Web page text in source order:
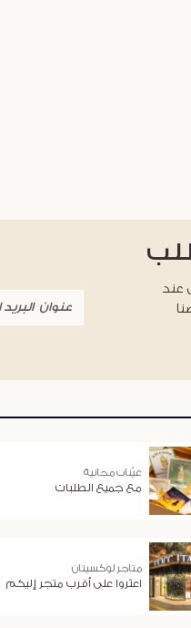
عند
عيّنات مجانية
مع جميع الطلبات
متاجر لوكسيتان
اعثروا على أقرب متجر إليكم